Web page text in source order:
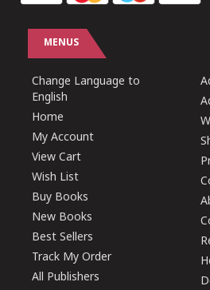
MENUS
Change Language to
English
Home
My Account
View Cart
Wish List
Buy Books
New Books
Best Sellers
Track My Order
All Publishers